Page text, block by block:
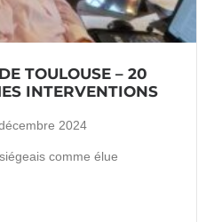
TOULOUSE – 20
INTERVENTIONS
2024
comme élue